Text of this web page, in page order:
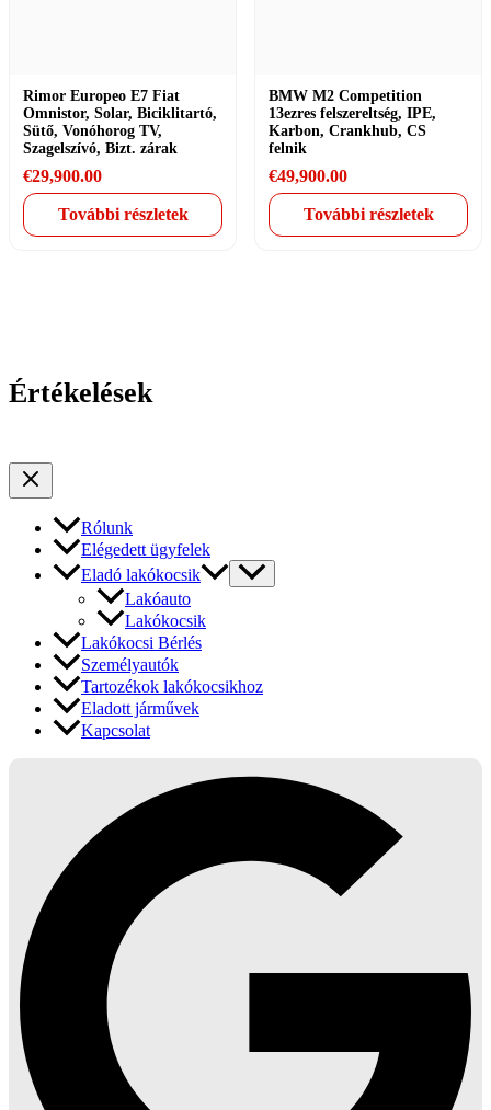
Rimor Europeo E7 Fiat
Omnistor, Solar, Biciklitartó,
Sütő, Vonóhorog TV,
Szagelszívó, Bizt. zárak
€29,900.00
További részletek
BMW M2 Competition
13ezres felszereltség, IPE,
Karbon, Crankhub, CS
felnik
€49,900.00
További részletek
Értékelések
Rólunk
Elégedett ügyfelek
Eladó lakókocsik
Lakóauto
Lakókocsik
Lakókocsi Bérlés
Személyautók
Tartozékok lakókocsikhoz
Eladott járművek
Kapcsolat